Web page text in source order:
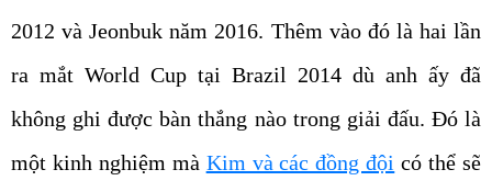
2012 và Jeonbuk năm 2016. Thêm vào đó là hai lần
ra mắt World Cup tại Brazil 2014 dù anh ấy đã
không ghi được bàn thắng nào trong giải đấu. Đó là
một kinh nghiệm mà Kim và các đồng đội có thể sẽ